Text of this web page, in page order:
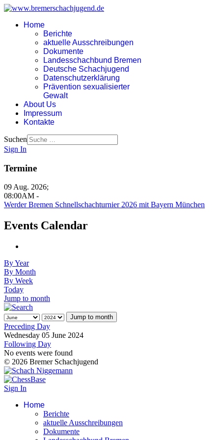
Home
Berichte
aktuelle Ausschreibungen
Dokumente
Landesschachbund Bremen
Deutsche Schachjugend
Datenschutzerklärung
Prävention sexualisierter
Gewalt
About Us
Impressum
Kontakte
Suchen
Sign In
Termine
09 Aug. 2026;
08:00AM -
Werder Bremen Schnellschachturnier 2026 mit Bayern München
Events Calendar
By Year
By Month
By Week
Today
Jump to month
Jump to month
Preceding Day
Wednesday 05 June 2024
Following Day
No events were found
© 2026 Bremer Schachjugend
Sign In
Home
Berichte
aktuelle Ausschreibungen
Dokumente